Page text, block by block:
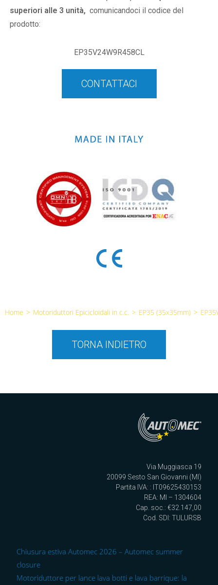
superiori alle 3 unità, comunicandoci il codice del
prodotto:
EP35V24W9R458CL
CONTATTACI
Home > Motoriduttori Epicicloidali in c.c. > EP35 (35x35mm) >
TORNA INDIETRO
Via Muggiasca 19
20099 Sesto San Giovanni (MI)
Partita IVA: : IT09625430153
REA: MI – 1304604
Cap. soc.: €32.147,00
Cod. SDI: TULURSB
Chiusura estiva Automec 2026 – Automec summer
closure
Motoriduttore per lance lava botti e lava barrique: la